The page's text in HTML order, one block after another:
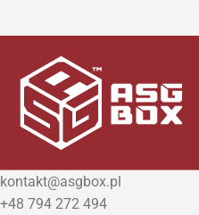
kontakt@asgbox.pl
+48 794 272 494